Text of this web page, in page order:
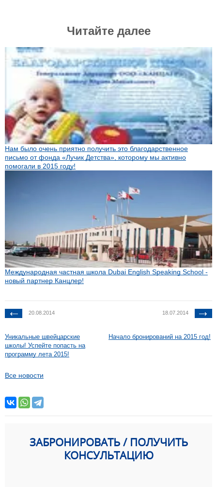
Читайте далее
Нам было очень приятно получить это благодарственное
письмо от фонда «Лучик Детства», которому мы активно
помогали в 2015 году!
Международная частная школа Dubai English Speaking School -
новый партнер Канцлер!
20.08.2014
Уникальные швейцарские
школы! Успейте попасть на
программу лета 2015!
18.07.2014
Начало бронирований на 2015 год!
Все новости
ЗАБРОНИРОВАТЬ / ПОЛУЧИТЬ
КОНСУЛЬТАЦИЮ